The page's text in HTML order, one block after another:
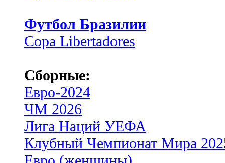
Футбол Бразилии
Copa Libertadores
Сборные:
Евро-2024
ЧМ 2026
Лига Наций УЕФА
Клубный Чемпионат Мира